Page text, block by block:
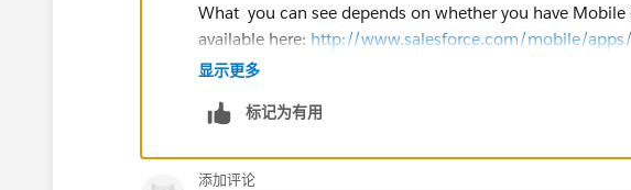
What you can see depends on whether you have
available here: http://www.salesforce.com/mobile/
显示更多
标记为有用
添加评论